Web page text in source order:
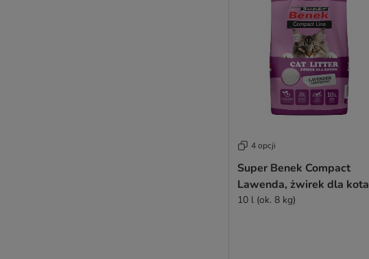
4 opcji
Super Benek Compact
Lawenda, żwirek dla kota
10 l (ok. 8 kg)